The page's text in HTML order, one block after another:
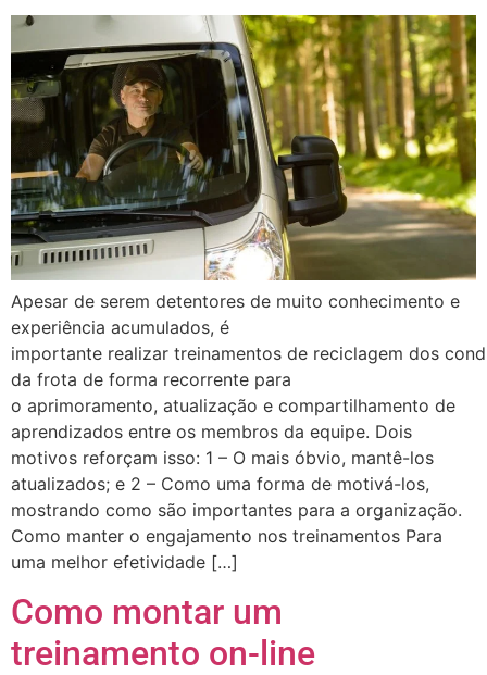
Apesar de serem detentores de muito conhecimento e
experiência acumulados, é
importante realizar treinamentos de reciclagem dos
da frota de forma recorrente para
o aprimoramento, atualização e compartilhamento de
aprendizados entre os membros da equipe. Dois
motivos reforçam isso: 1 – O mais óbvio, mantê-los
atualizados; e 2 – Como uma forma de motivá-los,
mostrando como são importantes para a organização.
Como manter o engajamento nos treinamentos Para
uma melhor efetividade […]
Como montar um
treinamento on-line